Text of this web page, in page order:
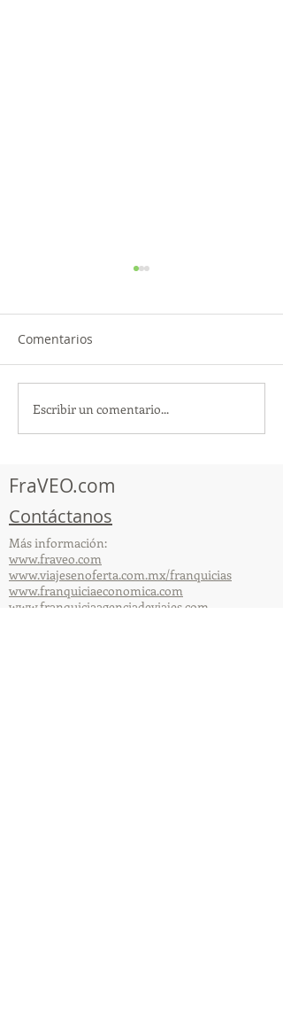
¡Acapulco y Guerrero se
Visten de Fiesta!
Comentarios
Escribir un comentario...
FraVEO.com
Contáctanos
Más información:
www.fraveo.com
www.viajesenoferta.com.mx/franquicias
www.franquiciaeconomica.com
www.franquiciaagenciadeviajes.com